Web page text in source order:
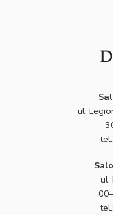
ul.
tel.:
ul.
tel.: